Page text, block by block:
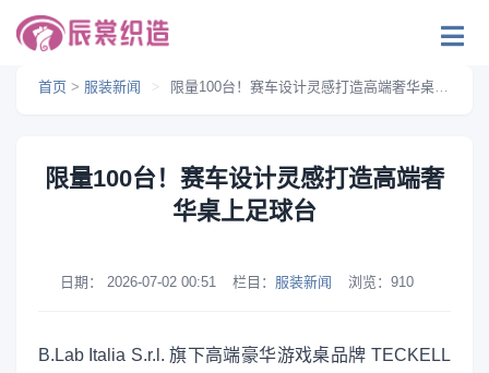
首页 > 服装新闻 > 限量100台！赛车设计灵感打造高端奢华桌上足球台
限量100台！赛车设计灵感打造高端奢
华桌上足球台
日期： 2026-07-02 00:51 栏目： 服装新闻 浏览： 910
B.Lab Italia S.r.l. 旗下高端豪华游戏桌品牌 TECKELL